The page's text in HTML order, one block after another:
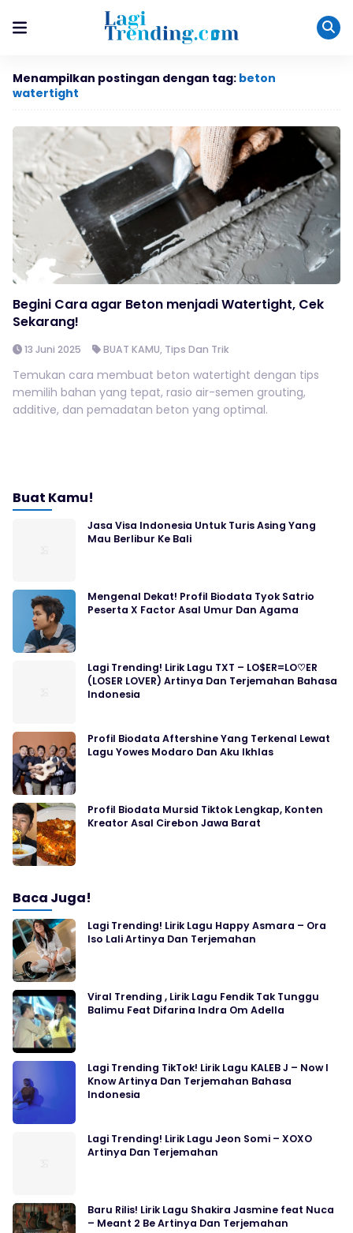
Menampilkan postingan dengan tag: beton
watertight
Begini Cara agar Beton menjadi Watertight, Cek
Sekarang!
13 Juni 2025 BUAT KAMU, Tips Dan Trik
Temukan cara membuat beton watertight dengan tips
memilih bahan yang tepat, rasio air-semen grouting,
additive, dan pemadatan beton yang optimal.
Buat Kamu!
Jasa Visa Indonesia Untuk Turis Asing Yang
Mau Berlibur Ke Bali
Mengenal Dekat! Profil Biodata Tyok Satrio
Peserta X Factor Asal Umur Dan Agama
Lagi Trending! Lirik Lagu TXT – LO$ER=LO♡ER
(LOSER LOVER) Artinya Dan Terjemahan Bahasa
Indonesia
Profil Biodata Aftershine Yang Terkenal Lewat
Lagu Yowes Modaro Dan Aku Ikhlas
Profil Biodata Mursid Tiktok Lengkap, Konten
Kreator Asal Cirebon Jawa Barat
Baca Juga!
Lagi Trending! Lirik Lagu Happy Asmara – Ora
Iso Lali Artinya Dan Terjemahan
Viral Trending , Lirik Lagu Fendik Tak Tunggu
Balimu Feat Difarina Indra Om Adella
Lagi Trending TikTok! Lirik Lagu KALEB J – Now I
Know Artinya Dan Terjemahan Bahasa
Indonesia
Lagi Trending! Lirik Lagu Jeon Somi – XOXO
Artinya Dan Terjemahan
Baru Rilis! Lirik Lagu Shakira Jasmine feat Nuca
– Meant 2 Be Artinya Dan Terjemahan